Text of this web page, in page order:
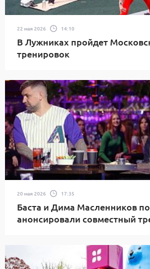
22 мая 2026 14:10
В Лужниках пройдет
тренировок
20 мая 2026 17:35
Баста и Дима Масленников
анонсировали совместный